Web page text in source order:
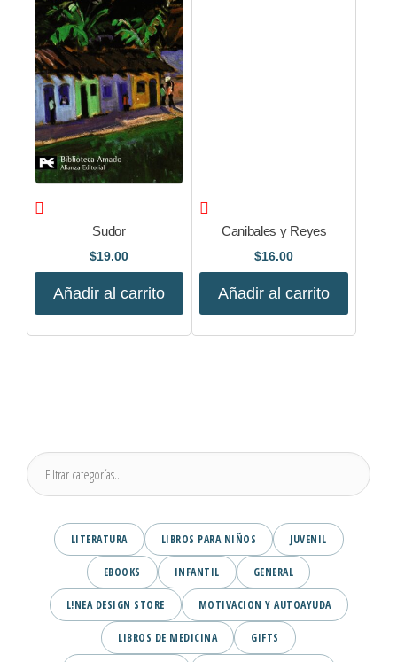
Sudor
$19.00
Añadir al carrito
Canibales y Reyes
$16.00
Añadir al carrito
LITERATURA LIBROS PARA NIÑOS JUVENIL
EBOOKS INFANTIL GENERAL
L!NEA DESIGN STORE MOTIVACION Y AUTOAYUDA
LIBROS DE MEDICINA GIFTS